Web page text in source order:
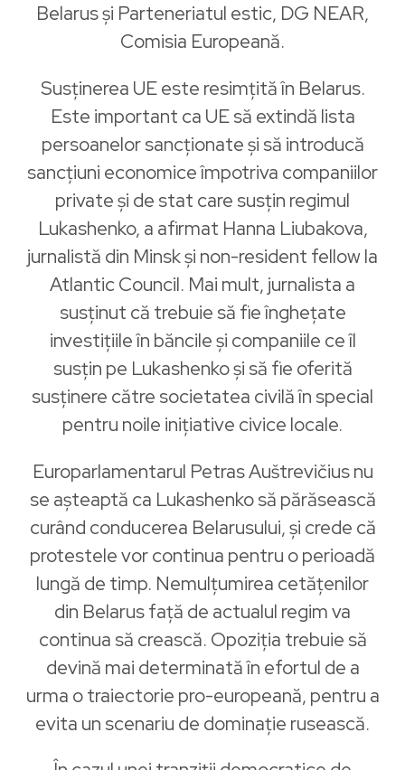
Belarus și Parteneriatul estic, DG NEAR,
Comisia Europeană.
Susținerea UE este resimțită în Belarus.
Este important ca UE să extindă lista
persoanelor sancționate și să introducă
sancțiuni economice împotriva companiilor
private și de stat care susțin regimul
Lukashenko, a afirmat Hanna Liubakova​,
jurnalistă din Minsk și non-resident fellow la
Atlantic Council. Mai mult, jurnalista a
susținut că trebuie să fie înghețate
investițiile în băncile și companiile ce îl
susțin pe Lukashenko și să fie oferită
susținere către societatea civilă în special
pentru noile inițiative civice locale.
Europarlamentarul Petras Auštrevičius nu
se așteaptă ca Lukashenko să părăsească
curând conducerea Belarusului, și crede că
protestele vor continua pentru o perioadă
lungă de timp. Nemulțumirea cetățenilor
din Belarus față de actualul regim va
continua să crească. Opoziția trebuie să
devină mai determinată în efortul de a
urma o traiectorie pro-europeană, pentru a
evita un scenariu de dominație rusească.